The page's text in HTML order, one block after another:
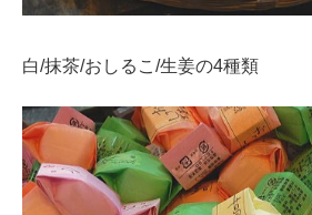
白/抹茶/おしるこ/生姜の4種類